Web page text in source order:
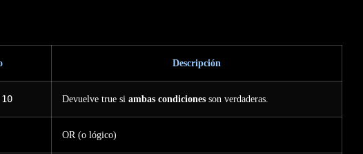
Descripción
Devuelve true si ambas condiciones son verdaderas.
OR (o lógico)